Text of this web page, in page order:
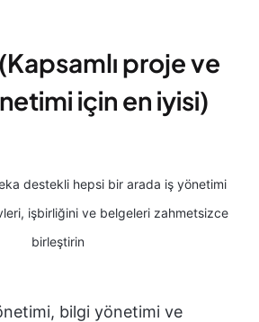
proje ve
için en iyisi)
destekli hepsi bir arada iş yönetimi
işbirliğini ve belgeleri zahmetsizce
birleştirin
bilgi yönetimi ve